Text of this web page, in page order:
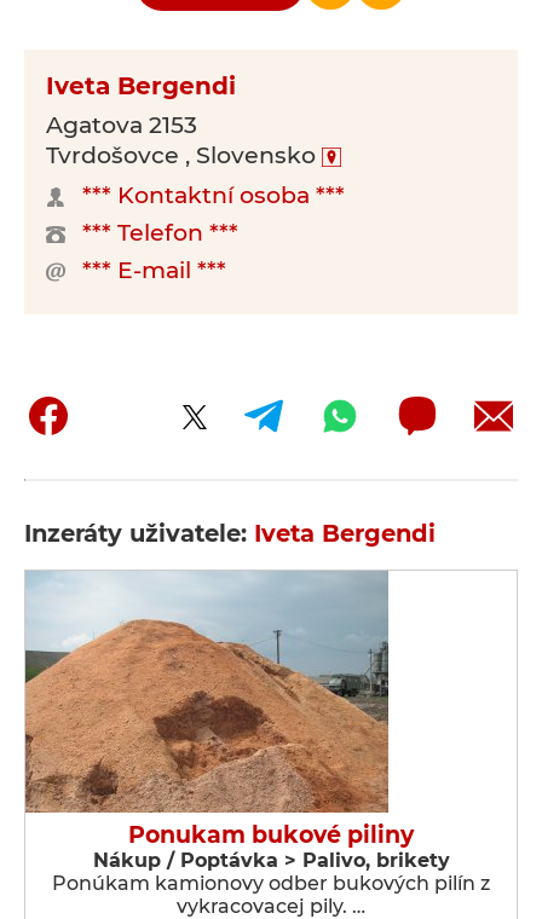
Iveta Bergendi
Agatova 2153
Tvrdošovce , Slovensko
*** Kontaktní osoba ***
*** Telefon ***
*** E-mail ***
Inzeráty uživatele: Iveta Bergendi
Ponukam bukové piliny
Nákup / Poptávka > Palivo, brikety
Ponúkam kamionovy odber bukových pilín z
vykracovacej pily. …